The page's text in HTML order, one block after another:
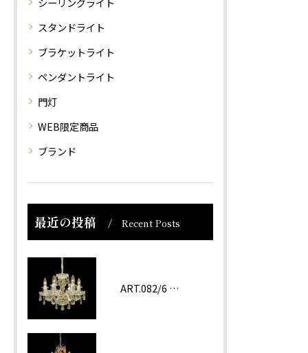
スタンドライト
ブラケットライト
ペンダントライト
門灯
WEB限定商品
ブランド
最近の投稿 Recent Posts
ART.082/6 prc